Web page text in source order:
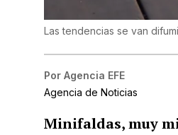
Las tendencias se van
Por Agencia EFE
Agencia de Noticias
Minifaldas, muy